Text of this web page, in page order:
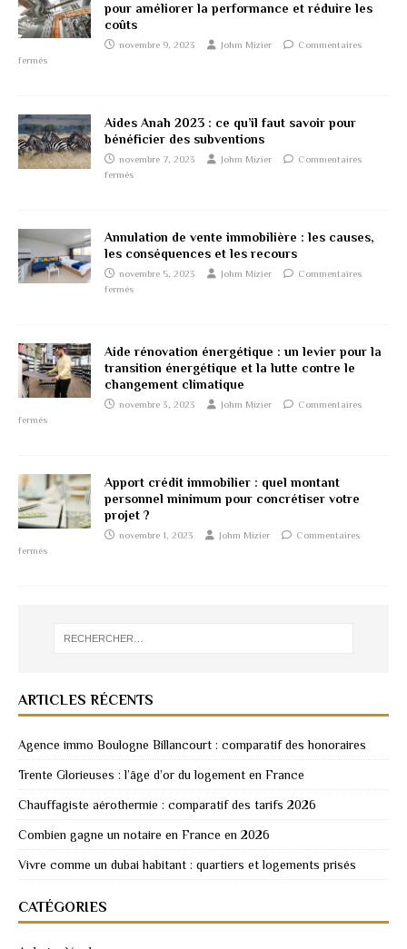
pour améliorer la performance et réduire les
coûts
novembre 9, 2023 Johm Mizier
Commentaires
fermés
Aides Anah 2023 : ce qu’il faut savoir pour
bénéficier des subventions
novembre 7, 2023 Johm Mizier
Commentaires
fermés
Annulation de vente immobilière : les causes,
les conséquences et les recours
novembre 5, 2023 Johm Mizier
Commentaires
fermés
Aide rénovation énergétique : un levier pour la
transition énergétique et la lutte contre le
changement climatique
novembre 3, 2023 Johm Mizier
Commentaires
fermés
Apport crédit immobilier : quel montant
personnel minimum pour concrétiser votre
projet ?
novembre 1, 2023 Johm Mizier
Commentaires
fermés
ARTICLES RÉCENTS
Agence immo Boulogne Billancourt : comparatif des honoraires
Trente Glorieuses : l’âge d’or du logement en France
Chauffagiste aérothermie : comparatif des tarifs 2026
Combien gagne un notaire en France en 2026
Vivre comme un dubai habitant : quartiers et logements prisés
CATÉGORIES